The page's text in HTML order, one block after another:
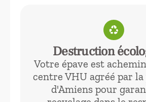
recycling
Destruction
Votre épave est
centre VHU agréé par
d'Amiens pour